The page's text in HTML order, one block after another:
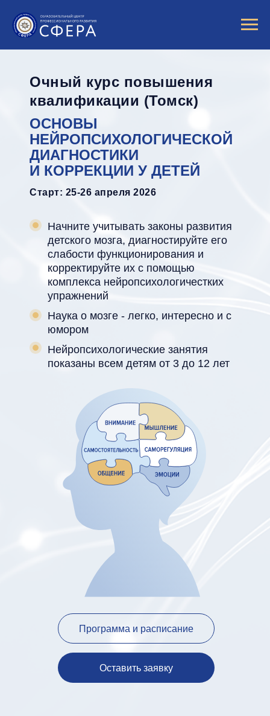
Нейропсихологические занятия
показаны всем детям от 3 до 12 лет
Наука о мозге - легко, интересно и с
юмором
Начните учитывать законы развития
детского мозга, диагностируйте его
слабости функционирования и
корректируйте их с помощью
комплекса нейропсихологичестких
упражнений
Старт: 25-26 апреля 2026
ОСНОВЫ
НЕЙРОПСИХОЛОГИЧЕСКОЙ
ДИАГНОСТИКИ
И КОРРЕКЦИИ У ДЕТЕЙ
Очный курс повышения
квалификации (Томск)
Программа и расписание
Оставить заявку